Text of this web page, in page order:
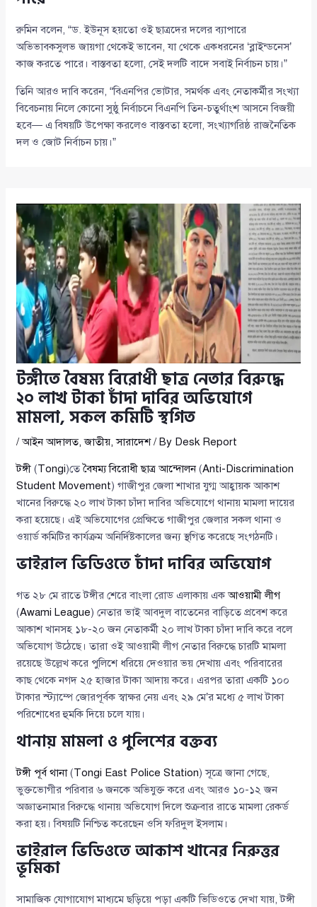
রুমিন বলেন, “ড. ইউনূস হয়তো ওই ছাত্রদের দলের ব্যাপারে
অভিভাবকসুলভ জায়গা থেকেই ভাবেন, যা থেকে একধরনের ‘ব্লাইন্ডনেস’
কাজ করতে পারে। বাস্তবতা হলো, সেই দলটি বাদে সবাই নির্বাচন চায়।”
তিনি আরও দাবি করেন, “বিএনপির ভোটার, সমর্থক এবং নেতাকর্মীর সংখ্যা
বিবেচনায় নিলে কোনো সুষ্ঠু নির্বাচনে বিএনপি তিন-চতুর্থাংশ আসনে বিজয়ী
হবে— এ বিষয়টি উপেক্ষা করলেও বাস্তবতা হলো, সংখ্যাগরিষ্ঠ রাজনৈতিক
দল ও জোট নির্বাচন চায়।”
টঙ্গীতে বৈষম্য বিরোধী ছাত্র নেতার বিরুদ্ধে
২০ লাখ টাকা চাঁদা দাবির অভিযোগে
মামলা, সকল কমিটি স্থগিত
/আইন আদালত,জাতীয়,সারাদেশ/ By Desk Report
টঙ্গী (Tongi)তেবৈষম্য বিরোধী ছাত্র আন্দোলন(Anti-Discrimination
Student Movement) গাজীপুর জেলা শাখার যুগ্ম আহ্বায়ক আকাশ
খানের বিরুদ্ধে ২০ লাখ টাকা চাঁদা দাবির অভিযোগে থানায় মামলা দায়ের
করা হয়েছে। এই অভিযোগের প্রেক্ষিতে গাজীপুর জেলার সকল থানা ও
ওয়ার্ড কমিটির কার্যক্রম অনির্দিষ্টকালের জন্য স্থগিত করেছে সংগঠনটি।
ভাইরাল ভিডিওতে চাঁদা দাবির অভিযোগ
গত ২৮ মে রাতে টঙ্গীর শেরে বাংলা রোড এলাকায় একআওয়ামী লীগ
(Awami League) নেতার ভাই আবদুল বাতেনের বাড়িতে প্রবেশ করে
আকাশ খানসহ ১৮-২০ জন নেতাকর্মী ২০ লাখ টাকা চাঁদা দাবি করে বলে
অভিযোগ উঠেছে। তারা ওই আওয়ামী লীগ নেতার বিরুদ্ধে চারটি মামলা
রয়েছে উল্লেখ করে পুলিশে ধরিয়ে দেওয়ার ভয় দেখায় এবং পরিবারের
কাছ থেকে নগদ ২৫ হাজার টাকা আদায় করে। এরপর তারা একটি ১০০
টাকার স্ট্যাম্পে জোরপূর্বক স্বাক্ষর নেয় এবং ২৯ মে’র মধ্যে ৫ লাখ টাকা
পরিশোধের হুমকি দিয়ে চলে যায়।
থানায় মামলা ও পুলিশের বক্তব্য
টঙ্গী পূর্ব থানা(Tongi East Police Station) সূত্রে জানা গেছে,
ভুক্তভোগীর পরিবার ৬ জনকে অভিযুক্ত করে এবং আরও ১০-১২ জন
অজ্ঞাতনামার বিরুদ্ধে থানায় অভিযোগ দিলে শুক্রবার রাতে মামলা রেকর্ড
করা হয়। বিষয়টি নিশ্চিত করেছেন ওসি ফরিদুল ইসলাম।
ভাইরাল ভিডিওতে আকাশ খানের নিরুত্তর
ভূমিকা
সামাজিক যোগাযোগ মাধ্যমে ছড়িয়ে পড়া একটি ভিডিওতে দেখা যায়, টঙ্গী